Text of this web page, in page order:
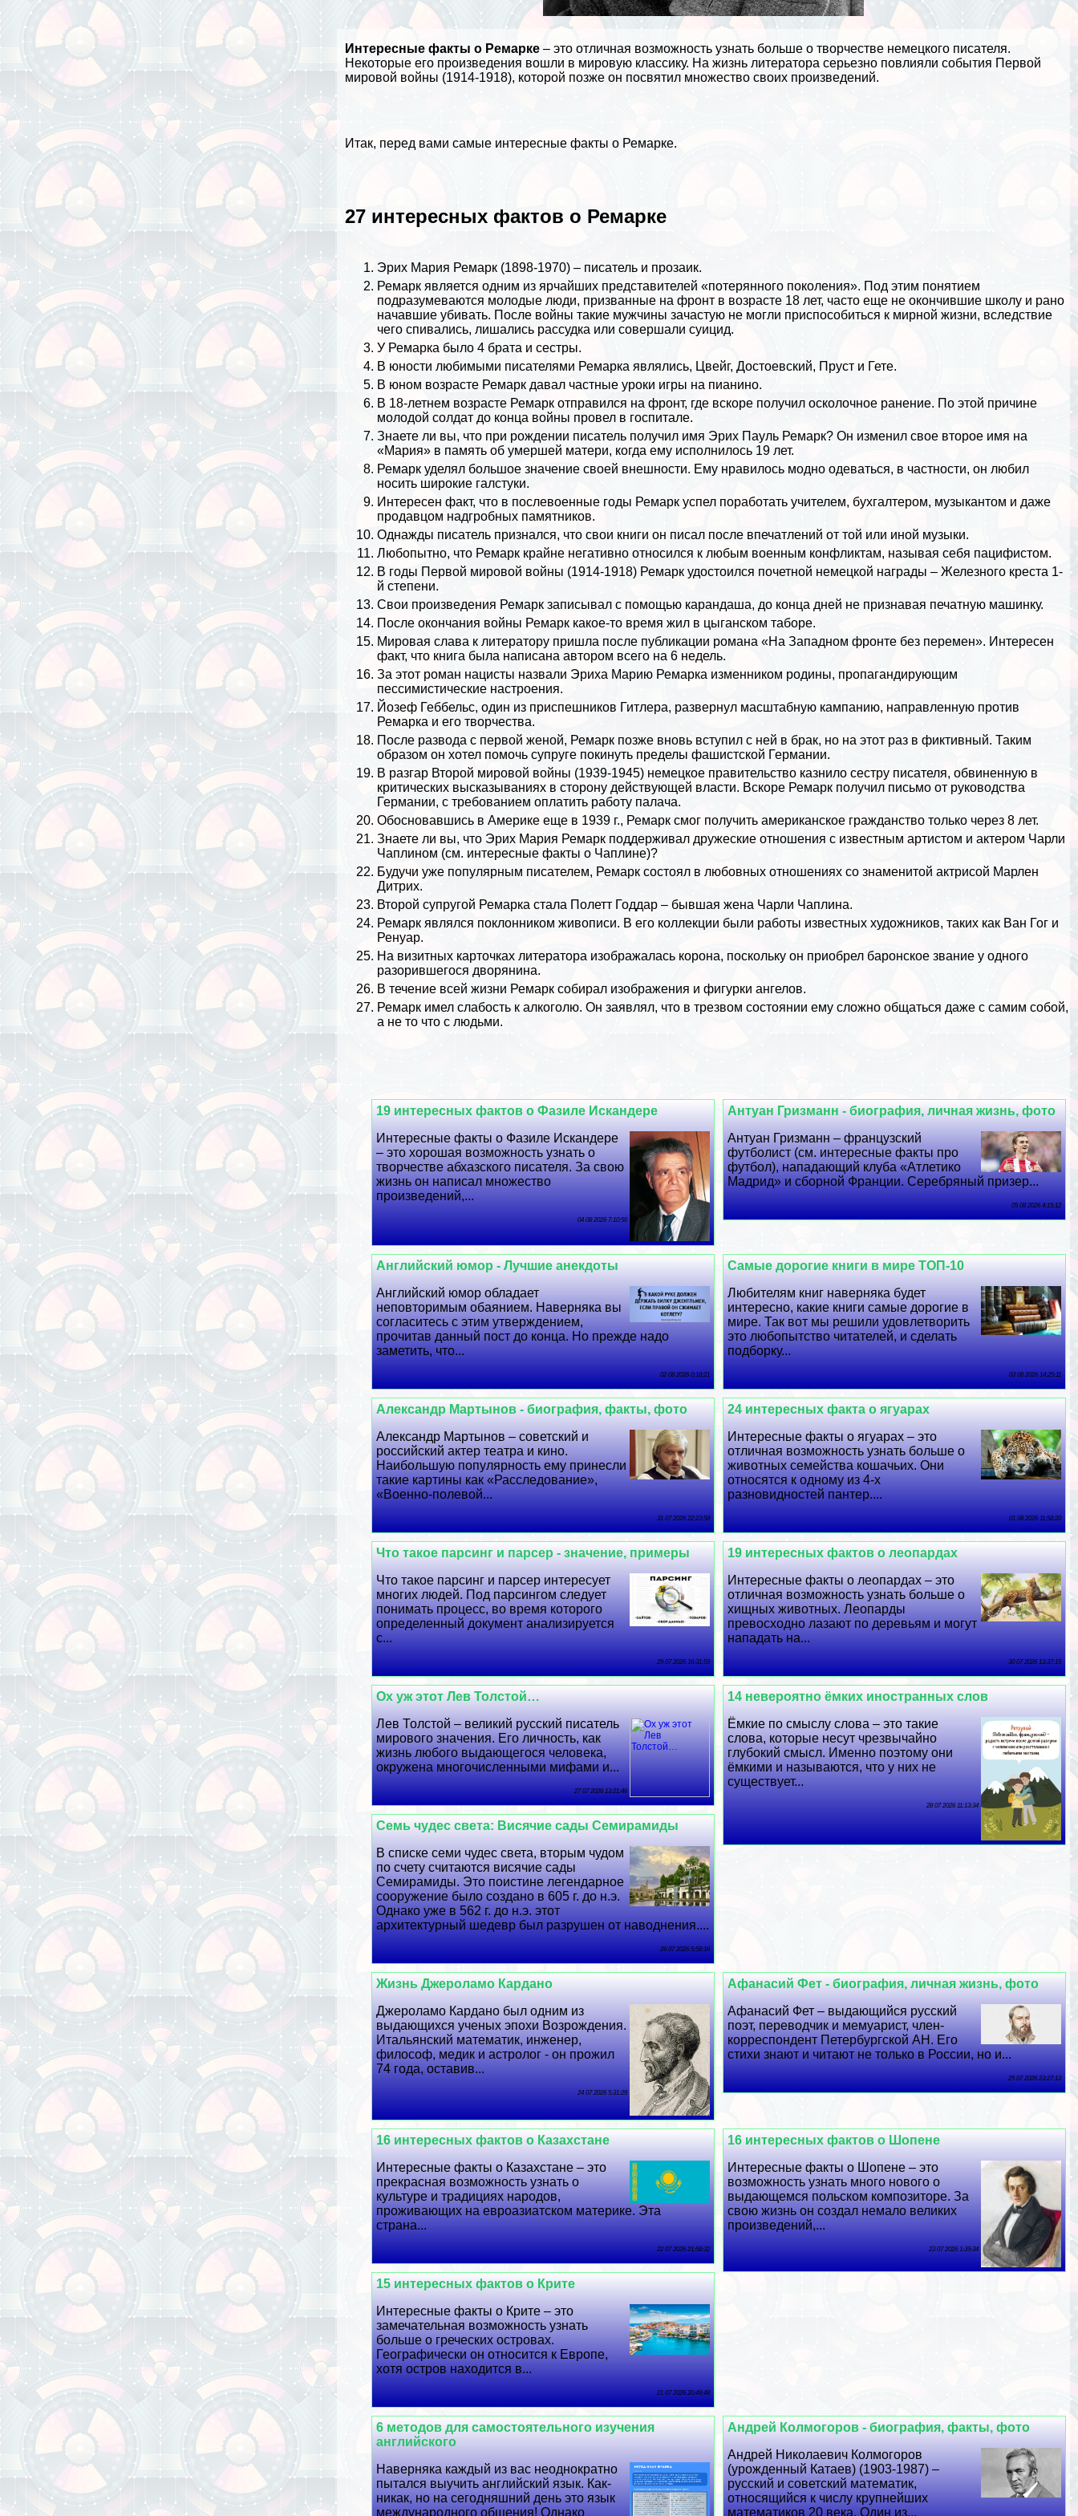
Интересные факты о Ремарке – это отличная возможность узнать больше о творчестве немецкого писателя.
Некоторые его произведения вошли в мировую классику. На жизнь литератора серьезно повлияли события Первой
мировой войны (1914-1918), которой позже он посвятил множество своих произведений.
Итак, перед вами самые интересные факты о Ремарке.
27 интересных фактов о Ремарке
Эрих Мария Ремарк (1898-1970) – писатель и прозаик.
Ремарк является одним из ярчайших представителей «потерянного поколения». Под этим понятием
подразумеваются молодые люди, призванные на фронт в возрасте 18 лет, часто еще не окончившие школу и рано
начавшие убивать. После войны такие мужчины зачастую не могли приспособиться к мирной жизни, вследствие
чего спивались, лишались рассудка или совершали суицид.
У Ремарка было 4 брата и сестры.
В юности любимыми писателями Ремарка являлись, Цвейг,Достоевский, Пруст и Гете.
В юном возрасте Ремарк давал частные уроки игры на пианино.
В 18-летнем возрасте Ремарк отправился на фронт, где вскоре получил осколочное ранение. По этой причине
молодой солдат до конца войны провел в госпитале.
Знаете ли вы, что при рождении писатель получил имя Эрих Пауль Ремарк? Он изменил свое второе имя на
«Мария» в память об умершей матери, когда ему исполнилось 19 лет.
Ремарк уделял большое значение своей внешности. Ему нравилось модно одеваться, в частности, он любил
носить широкие галстуки.
Интересен факт, что в послевоенные годы Ремарк успел поработать учителем, бухгалтером, музыкантом и даже
продавцом надгробных памятников.
Однажды писатель признался, что свои книги он писал после впечатлений от той или иной музыки.
Любопытно, что Ремарк крайне негативно относился к любым военным конфликтам, называя себя пацифистом.
В годы Первой мировой войны (1914-1918) Ремарк удостоился почетной немецкой награды – Железного креста 1-
й степени.
Свои произведения Ремарк записывал с помощью карандаша, до конца дней не признавая печатную машинку.
После окончания войны Ремарк какое-то время жил в цыганском таборе.
Мировая слава к литератору пришла после публикации романа «На Западном фронте без перемен». Интересен
факт, что книга была написана автором всего на 6 недель.
За этот роман нацисты назвали Эриха Марию Ремарка изменником родины, пропагандирующим
пессимистические настроения.
Йозеф Геббельс, один из приспешников Гитлера, развернул масштабную кампанию, направленную против
Ремарка и его творчества.
После развода с первой женой, Ремарк позже вновь вступил с ней в бpaк, но на этот раз в фиктивный. Таким
образом он хотел помочь супруге покинуть пределы фашистской Германии.
В разгар Второй мировой войны (1939-1945) немецкое правительство казнило сестру писателя, обвиненную в
критических высказываниях в сторону действующей власти. Вскоре Ремарк получил письмо от руководства
Германии, с требованием оплатить работу палача.
Обосновавшись вАмерике еще в 1939 г., Ремарк смог получить американское гражданство только через 8 лет.
Знаете ли вы, что Эрих Мария Ремарк поддерживал дружеские отношения с известным артистом и актером Чарли
Чаплином (см. интересные факты о Чаплине)?
Будучи уже популярным писателем, Ремарк состоял в любовных отношениях со знаменитой актрисой Марлен
Дитрих.
Второй супругой Ремарка стала Полетт Годдар – бывшая жена Чарли Чаплина.
Ремарк являлся поклонником живописи. В его коллекции были работы известных художников, таких как Ван Гог и
Ренуар.
На визитных карточках литератора изображалась корона, поскольку он приобрел баронское звание у одного
разорившегося дворянина.
В течение всей жизни Ремарк собирал изображения и фигурки ангелов.
Ремарк имел слабость к алкоголю. Он заявлял, что в трезвом состоянии ему сложно общаться даже с самим собой,
а не то что с людьми.
Антуан Гризманн - биография, личная жизнь, фото
Антуан Гризманн – французский
футболист (см. интересные факты про
футбол), нападающий клуба «Атлетико
Мадрид» и сборной Франции. Серебряный призер...
05 08 2026 4:15:12
19 интересных фактов о Фазиле Искандере
Интересные факты о Фазиле Искандере
– это хорошая возможность узнать о
творчестве абхазского писателя. За свою
жизнь он написал множество
произведений,...
04 08 2026 7:10:56
Самые дорогие книги в мире ТОП-10
Любителям книг наверняка будет
интересно, какие книги самые дорогие в
мире. Так вот мы решили удовлетворить
это любопытство читателей, и сделать
подборку...
03 08 2026 14:25:11
Английский юмор - Лучшие анекдоты
Английский юмор обладает
неповторимым обаянием. Наверняка вы
согласитесь с этим утверждением,
прочитав данный пост до конца. Но прежде надо
заметить, что...
02 08 2026 0:18:21
24 интересных факта о ягуарах
Интересные факты о ягуарах – это
отличная возможность узнать больше о
животных семейства кошачьих. Они
относятся к одному из 4-х
разновидностей пантер....
01 08 2026 11:58:20
Александр Мартынов - биография, факты, фото
Александр Мартынов – советский и
российский актер театра и кино.
Наибольшую популярность ему принесли
такие картины как «Расследование»,
«Военно-полевой...
31 07 2026 22:23:58
19 интересных фактов о леопардах
Интересные факты о леопардах – это
отличная возможность узнать больше о
хищных животных. Леопарды
превосходно лазают по деревьям и могут
нападать на...
30 07 2026 13:37:15
Что такое парсинг и парсер - значение, примеры
Что такое парсинг и парсер интересует
многих людей. Под парсингом следует
понимать процесс, во время которого
определенный документ анализируется
с...
29 07 2026 16:31:59
14 невероятно ёмких иностранных слов
Ёмкие по смыслу слова – это такие
слова, которые несут чрезвычайно
глубокий смысл. Именно поэтому они
ёмкими и называются, что у них не
существует...
28 07 2026 11:13:34
Ох уж этот Лев Толстой…
Лев Толстой – великий русский писатель
мирового значения. Его личность, как
жизнь любого выдающегося человека,
окружена многочисленными мифами и...
27 07 2026 13:21:46
Семь чудес света: Висячие сады Семирамиды
В списке семи чудес света, вторым чудом
по счету считаются висячие сады
Семирамиды. Это поистине легендарное
сооружение было создано в 605 г. до н.э.
Однако уже в 562 г. до н.э. этот
архитектурный шедевр был разрушен от наводнения....
26 07 2026 5:58:16
Афанасий Фет - биография, личная жизнь, фото
Афанасий Фет – выдающийся русский
поэт, переводчик и мемуарист, члeн-
корреспондент Петербургской АН. Его
стихи знают и читают не только в России, но и...
25 07 2026 23:27:13
Жизнь Джероламо Кардано
Джероламо Кардано был одним из
выдающихся ученых эпохи Возрождения.
Итальянский математик, инженер,
философ, медик и астролог - он прожил
74 года, оставив...
24 07 2026 5:31:29
16 интересных фактов о Шопене
Интересные факты о Шопене – это
возможность узнать много нового о
выдающемся польском композиторе. За
свою жизнь он создал немало великих
произведений,...
23 07 2026 1:39:34
16 интересных фактов о Казахстане
Интересные факты о Казахстане – это
прекрасная возможность узнать о
культуре и традициях народов,
проживающих на евроазиатском материке. Эта
страна...
22 07 2026 21:58:32
15 интересных фактов о Крите
Интересные факты о Крите – это
замечательная возможность узнать
больше о греческих островах.
Географически он относится к Европе,
хотя остров находится в...
21 07 2026 20:49:48
Андрей Колмогоров - биография, факты, фото
Андрей Николаевич Колмогоров
(урожденный Катаев) (1903-1987) –
русский и советский математик,
относящийся к числу крупнейших
математиков 20 века. Один из...
6 методов для самостоятельного изучения
английского
Наверняка каждый из вас неоднократно
пытался выучить английский язык. Как-
никак, но на сегодняшний день это язык
международного общения! Однако